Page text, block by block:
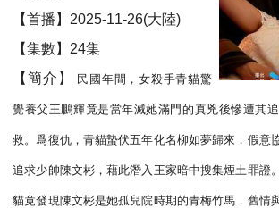
【首播】2025-11-26(大陸)
【集數】24集
【簡介】
民國年間，女殺手青貓驚
覺養父王鵬輝竟是當年滅她滿門的真兇後慘遭其
救。爲復仇，青貓蟄伏五年化名柳如夢歸來，假意
追求少帥陳文彬，藉此潛入王家暗中搜集煙土罪證
貓竟發現陳文彬是她孤兒院時期的青梅竹馬，舊情